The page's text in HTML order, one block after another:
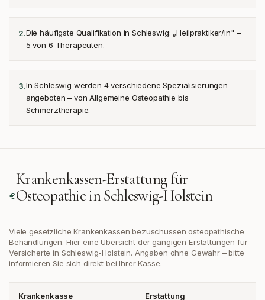
2.Die häufigste Qualifikation in Schleswig: „Heilpraktiker/in" –
5 von 6 Therapeuten.
3.In Schleswig werden 4 verschiedene Spezialisierungen
angeboten – von Allgemeine Osteopathie bis
Schmerztherapie.
Krankenkassen-Erstattung für
Osteopathie inSchleswig-Holstein
Viele gesetzliche Krankenkassen bezuschussen osteopathische
Behandlungen. Hier eine Übersicht der gängigen Erstattungen für
Versicherte in Schleswig-Holstein. Angaben ohne Gewähr – bitte
informieren Sie sich direkt bei Ihrer Kasse.
Krankenkasse Erstattung